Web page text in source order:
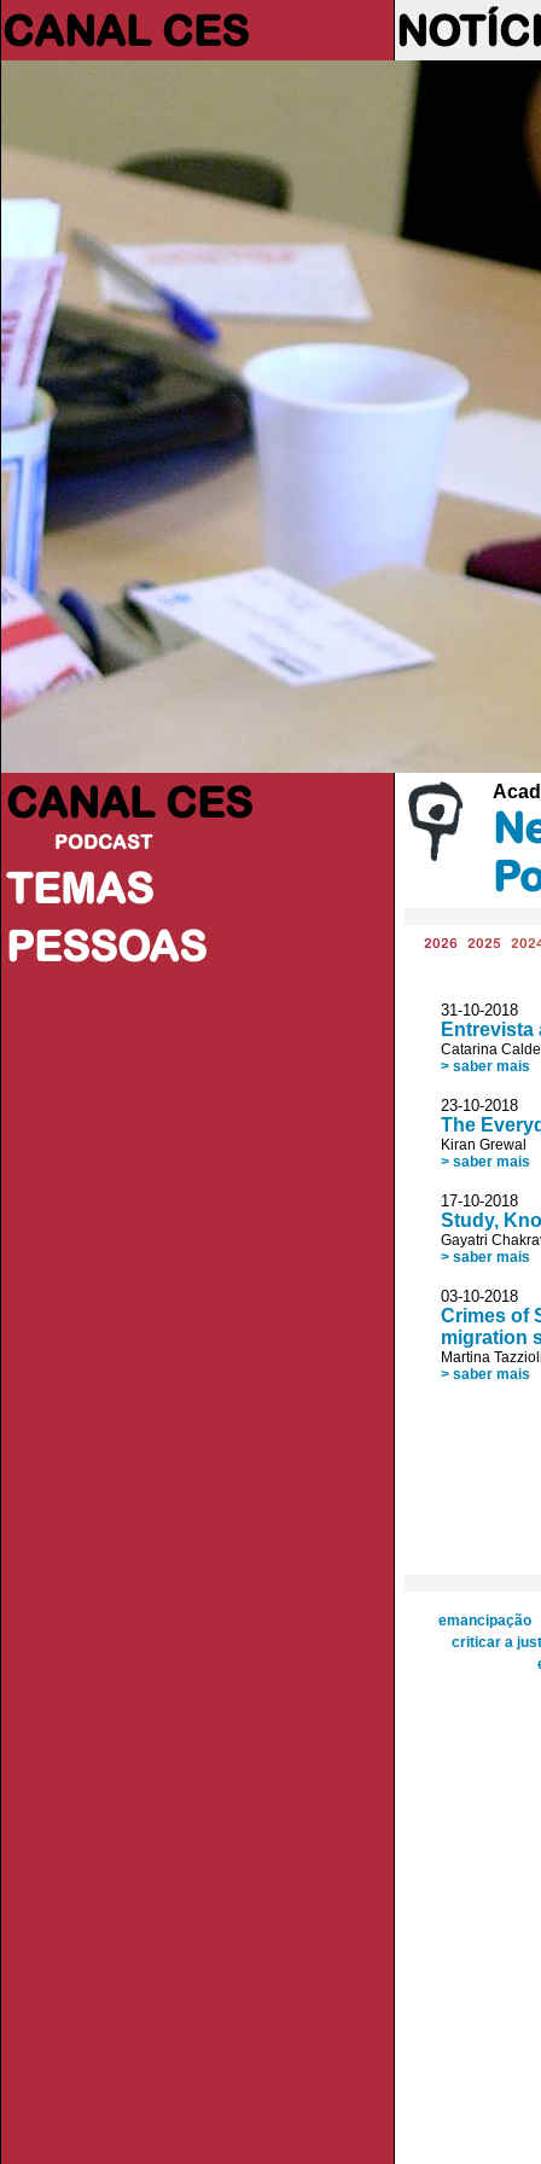
CANAL CES
CANAL CES
PODCAST
TEMAS
PESSOAS
2026 2025
31-10-
Entrevista
Catarina
> saber mais
23-10-
The
Kiran Grewal
> saber mais
17-10-
Study,
Gayatri
> saber mais
03-10-
Crimes of
migration
Martina
> saber mais
emancipação
criticar a